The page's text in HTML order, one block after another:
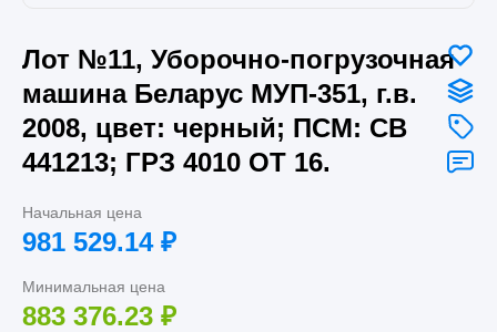
Лот №11, Уборочно-погрузочная
машина Беларус МУП-351, г.в.
2008, цвет: черный; ПСМ: СВ
441213; ГРЗ 4010 ОТ 16.
Начальная цена
981 529.14 ₽
Минимальная цена
883 376.23 ₽